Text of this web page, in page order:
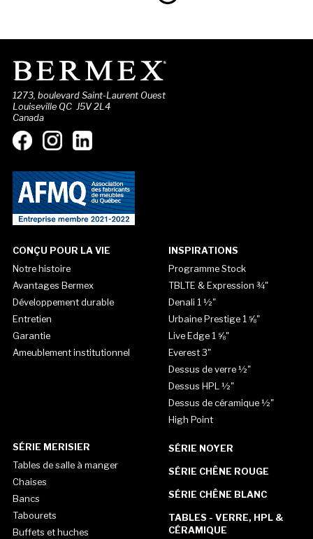
1273, boulevard Saint-Laurent Ouest
Louiseville QC J5V 2L4
Canada
CONÇU POUR LA VIE
Notre histoire
Avantages Bermex
Développement durable
Entretien
Garantie
Ameublement institutionnel
INSPIRATIONS
Programme Stock
TBLTE & Expression ¾"
Denali 1 ½"
Urbaine Prestige 1 ⅝"
Live Edge 1 ⅝"
Everest 3"
Dessus de verre ½"
Dessus HPL ½"
Dessus de céramique ½"
High Point
SÉRIE MERISIER
Tables de salle à manger
Chaises
Bancs
Tabourets
Buffets et huches
SÉRIE NOYER
SÉRIE CHÊNE ROUGE
SÉRIE CHÊNE BLANC
TABLES - VERRE, HPL &
CÉRAMIQUE